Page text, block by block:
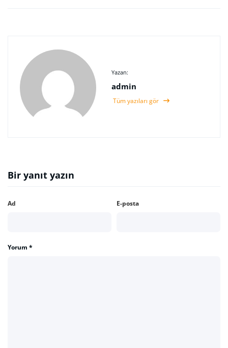
Yazan:
admin
Tüm yazıları gör
Bir yanıt yazın
Ad E-posta
Yorum *